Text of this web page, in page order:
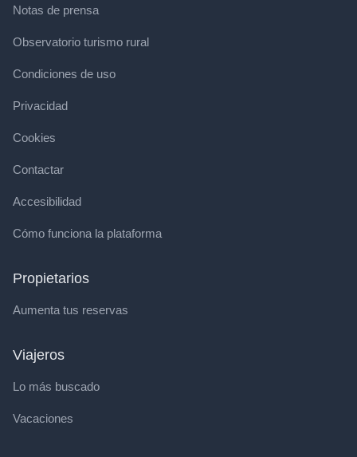
Notas de prensa
Observatorio turismo rural
Condiciones de uso
Privacidad
Cookies
Contactar
Accesibilidad
Cómo funciona la plataforma
Propietarios
Aumenta tus reservas
Viajeros
Lo más buscado
Vacaciones